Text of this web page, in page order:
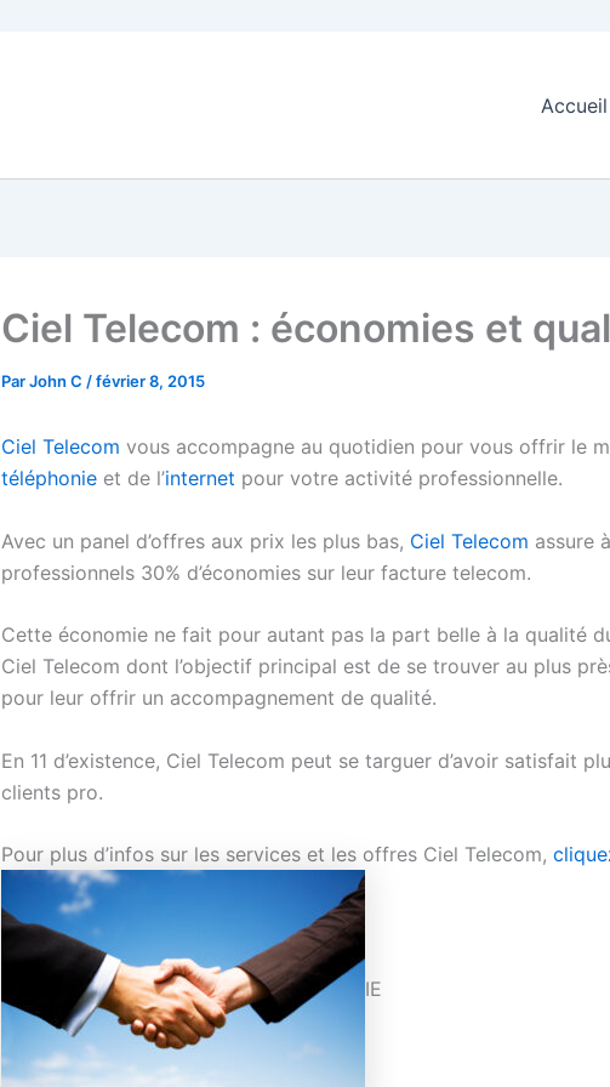
Accueil
Ciel Telecom : économies et
ParJohn C /février 8, 2015
Ciel Telecom vous accompagne au quotidien pour vous offrir le
téléphonie et de l’internet pour votre activité professionnelle.
Avec un panel d’offres aux prix les plus bas, Ciel Telecom assure
professionnels 30% d’économies sur leur facture telecom.
Cette économie ne fait pour autant pas la part belle à la qualité
Ciel Telecom dont l’objectif principal est de se trouver au plus
pour leur offrir un accompagnement de qualité.
En 11 d’existence, Ciel Telecom peut se targuer d’avoir satisfait
clients pro.
Pour plus d’infos sur les services et les offres Ciel Telecom,
IE